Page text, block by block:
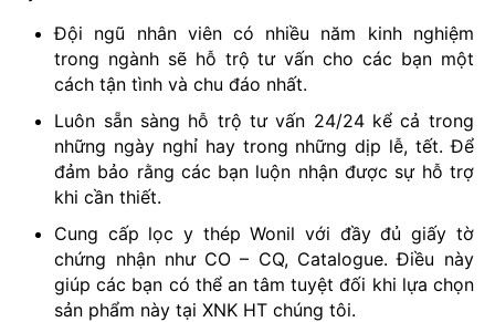
Đội ngũ nhân viên có nhiều năm kinh nghiệm
trong ngành sẽ hỗ trộ tư vấn cho các bạn một
cách tận tình và chu đáo nhất.
Luôn sẵn sàng hỗ trộ tư vấn 24/24 kể cả trong
những ngày nghỉ hay trong những dịp lễ, tết. Để
đảm bảo rằng các bạn luộn nhận được sự hỗ trợ
khi cần thiết.
Cung cấp lọc y thép Wonil với đầy đủ giấy tờ
chứng nhận như CO – CQ, Catalogue. Điều này
giúp các bạn có thể an tâm tuyệt đối khi lựa chọn
sản phẩm này tại XNK HT chúng tôi.